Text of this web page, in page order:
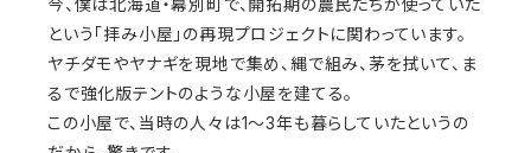
今、僕は北海道・幕別町で、開拓期の農民たちが使っていた
という「拝み小屋」の再現プロジェクトに関わっています。
ヤチダモやヤナギを現地で集め、縄で組み、茅を拭いて、ま
るで強化版テントのような小屋を建てる。
この小屋で、当時の人々は1〜3年も暮らしていたというの